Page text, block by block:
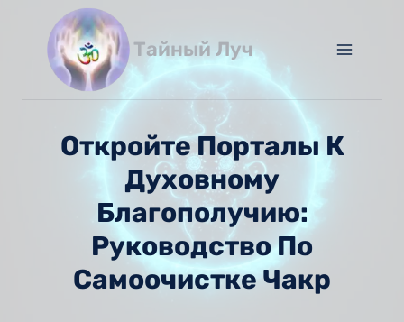
содержимому
Тайный Луч
Откройте Порталы К
Духовному
Благополучию:
Руководство По
Самоочистке Чакр